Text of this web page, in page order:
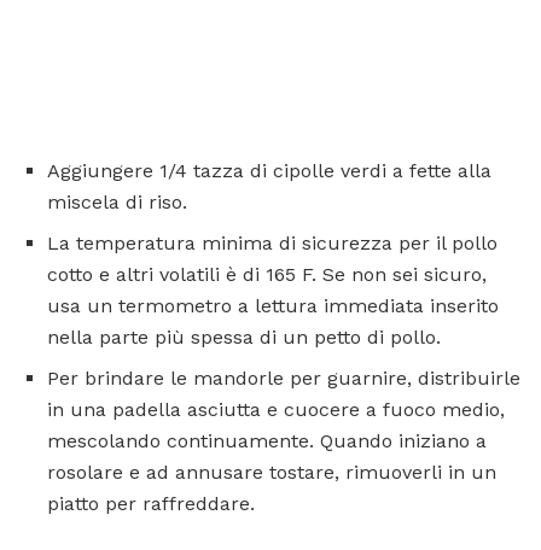
Aggiungere 1/4 tazza di cipolle verdi a fette alla
miscela di riso.
La temperatura minima di sicurezza per il pollo
cotto e altri volatili è di 165 F. Se non sei sicuro,
usa un termometro a lettura immediata inserito
nella parte più spessa di un petto di pollo.
Per brindare le mandorle per guarnire, distribuirle
in una padella asciutta e cuocere a fuoco medio,
mescolando continuamente. Quando iniziano a
rosolare e ad annusare tostare, rimuoverli in un
piatto per raffreddare.